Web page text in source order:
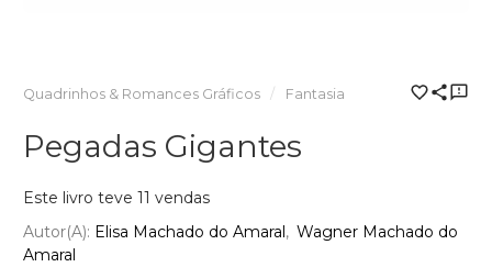
Quadrinhos & Romances Gráficos Fantasia
Pegadas Gigantes
Este livro teve 11 vendas
Autor(a): Elisa Machado do Amaral
Wagner Machado do
Amaral